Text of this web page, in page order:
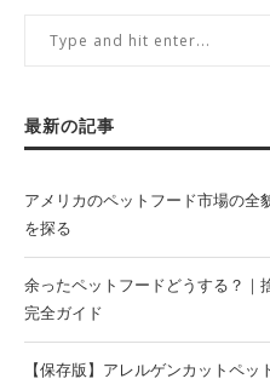
最新の記事
アメリカのペットフード市場の全
を探る
余ったペットフードどうする？｜
完全ガイド
【保存版】アレルゲンカットペッ